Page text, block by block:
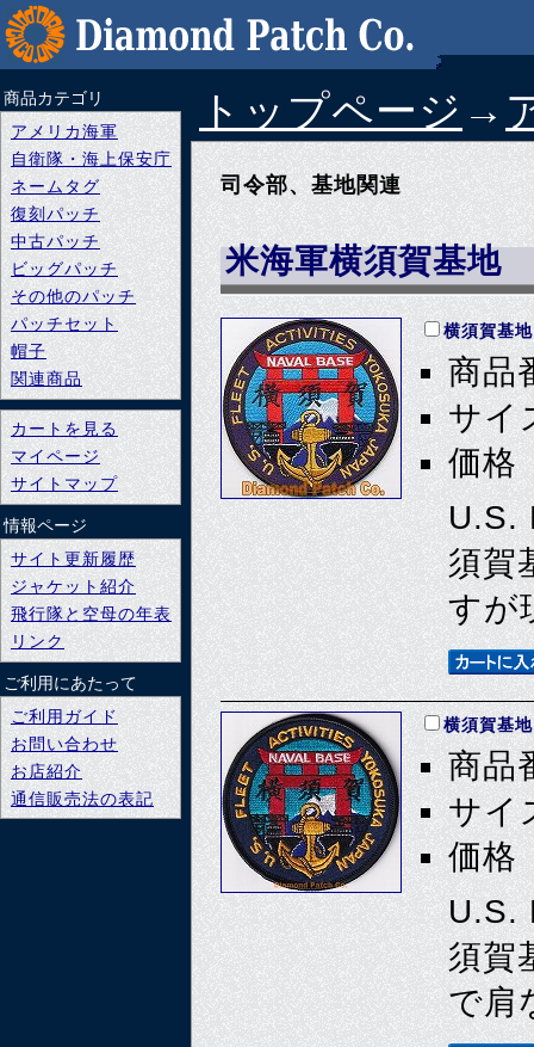
トップページ →
司令部、基地関連
米海軍横須賀基地
横須賀基
商品
サイ
価格
U.S.
須賀
すが
横須賀基
商品
サイ
価格
U.S.
須賀
で肩
商品カテゴリ
アメリカ海軍
自衛隊・海上保安庁
ネームタグ
復刻パッチ
中古パッチ
ビッグパッチ
その他のパッチ
パッチセット
帽子
関連商品
カートを見る
マイページ
サイトマップ
情報ページ
サイト更新履歴
ジャケット紹介
飛行隊と空母の年表
リンク
ご利用にあたって
ご利用ガイド
お問い合わせ
お店紹介
通信販売法の表記